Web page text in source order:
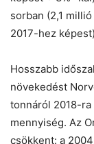
sorban (2,1
2017-hez
Hosszabb
növekedést
tonnáról 2018-
mennyiség. Az
csökkent: a